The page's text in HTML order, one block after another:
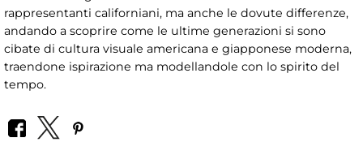
rappresentanti californiani, ma anche le dovute differenze,
andando a scoprire come le ultime generazioni si sono
cibate di cultura visuale americana e giapponese moderna,
traendone ispirazione ma modellandole con lo spirito del
tempo.